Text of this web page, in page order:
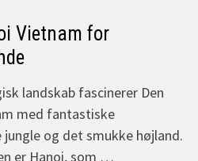
Vietnam for
landskab fascinerer Den
med fantastiske
og det smukke højland.
er Hanoi, som …